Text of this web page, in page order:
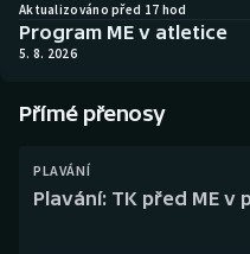
Biatlon
Curling
Aplikace ČT sport
Aktualizováno před 17 hod
Program ME v atletice
5. 8. 2026
Přímé přenosy
PLAVÁNÍ
Plavání: TK před ME v